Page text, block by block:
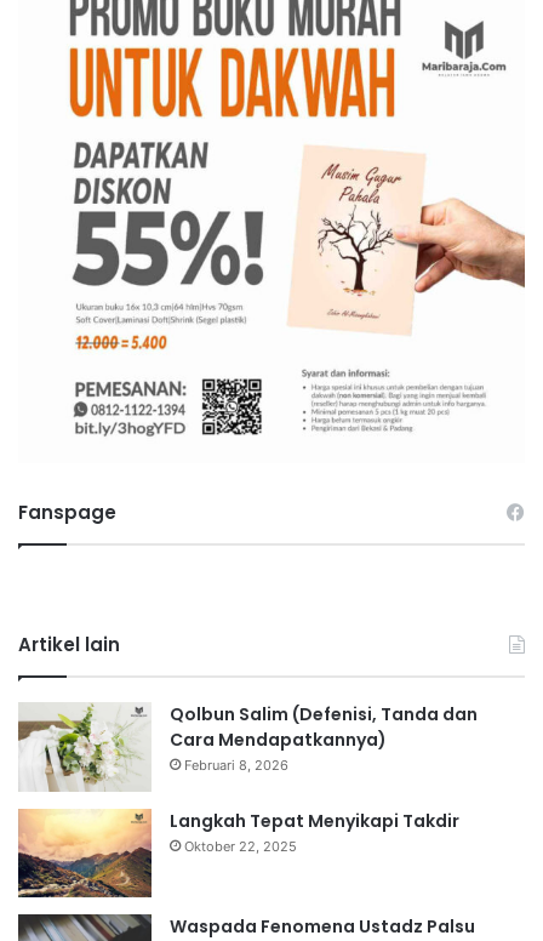
Fanspage
Artikel lain
Qolbun Salim (Defenisi, Tanda dan
Cara Mendapatkannya)
Februari 8, 2026
Langkah Tepat Menyikapi Takdir
Oktober 22, 2025
Waspada Fenomena Ustadz Palsu